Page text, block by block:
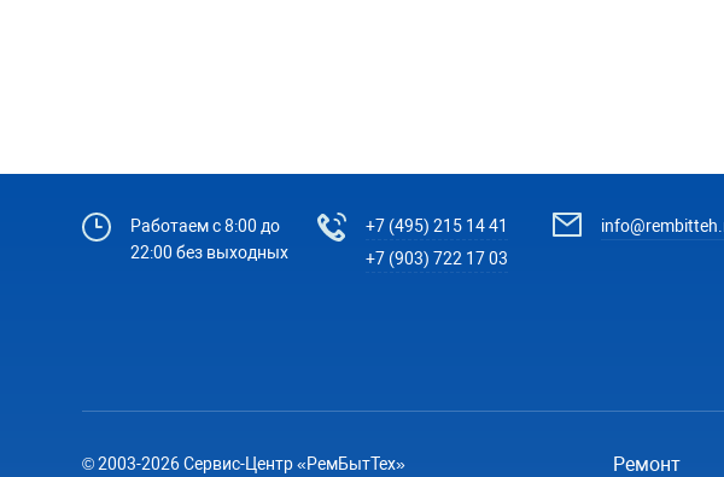
Работаем с 8:00 до
22:00 без выходных
+7 (495) 215 14 41
+7 (903) 722 17 03
© 2003-2026 Сервис-Центр «РемБытТех»
Ремонт